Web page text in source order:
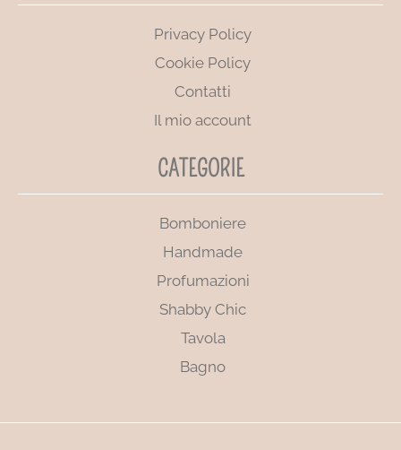
Privacy Policy
Cookie Policy
Contatti
Il mio account
CATEGORIE
Bomboniere
Handmade
Profumazioni
Shabby Chic
Tavola
Bagno